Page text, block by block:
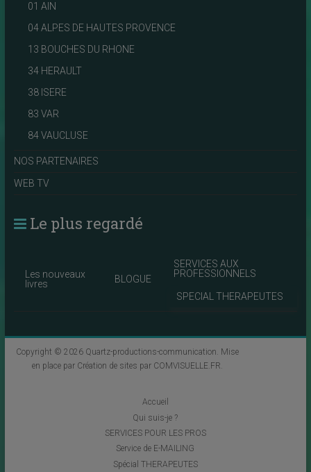
01 AIN
04 ALPES DE HAUTES PROVENCE
13 BOUCHES DU RHONE
34 HERAULT
38 ISERE
83 VAR
84 VAUCLUSE
NOS PARTENAIRES
WEB TV
Le plus regardé
Les nouveaux
livres
BLOGUE
SERVICES AUX
PROFESSIONNELS
SPECIAL THERAPEUTES
Copyright © 2026 Quartz-productions-communication. Mise
en place par Création de sites par COMVISUELLE.FR.
Accueil
Qui suis-je ?
SERVICES POUR LES PROS
Service de E-MAILING
Spécial THERAPEUTES